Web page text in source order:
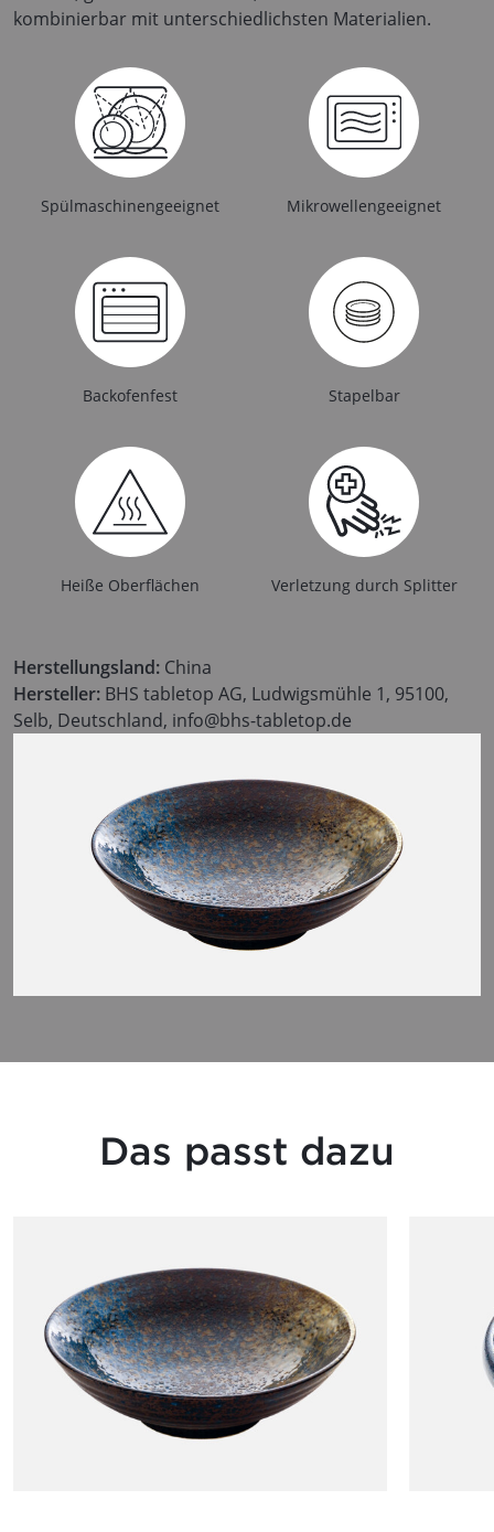
kombinierbar mit unterschiedlichsten Materialien.
Spülmaschinengeeignet Mikrowellengeeignet
Backofenfest Stapelbar
Heiße Oberflächen Verletzung durch Splitter
Herstellungsland: China
Hersteller: BHS tabletop AG, Ludwigsmühle 1, 95100,
Selb, Deutschland, info@bhs-tabletop.de
Das passt dazu